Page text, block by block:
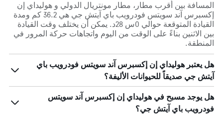
المسافة بين أقرب مطار، مطار مونتريال الدولي و هوليداي إن
إكسبرس آند سويتس فودرويب باي آيتش جي هي 36.2 كم ومدة
القيادة المتوقعة حوالي 0س 28د. يمكن أن يختلف وقت القيادة
بين الاثنين بناءً على الوقت من اليوم واتجاهات حركة المرور في
المنطقة.
هل يعتبر هوليداي إن إكسبرس آند سويتس فودرويب باي
آيتش جي صديقاً للحيوانات الأليفة؟
هل يوجد مسبح في هوليداي إن إكسبرس آند سويتس
فودرويب باي آيتش جي؟